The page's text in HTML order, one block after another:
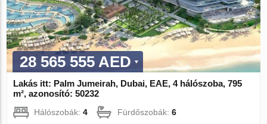
28 565 555 AED
Lakás itt: Palm Jumeirah, Dubai, EAE, 4 hálószoba, 795
m², azonosító: 50232
Hálószobák:4 Fürdőszobák:6